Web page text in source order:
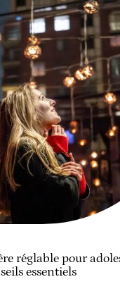
réglable pour
essentiels